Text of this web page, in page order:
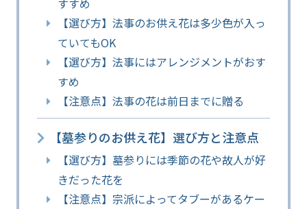
【選び方】法事のお供え花は多少色が入っ
ていてもOK
【選び方】法事にはアレンジメントがおす
すめ
【注意点】法事の花は前日までに贈る
【墓参りのお供え花】選び方と注意点
【選び方】墓参りには季節の花や故人が好
きだった花を
【注意点】宗派によってタブーがあるケー